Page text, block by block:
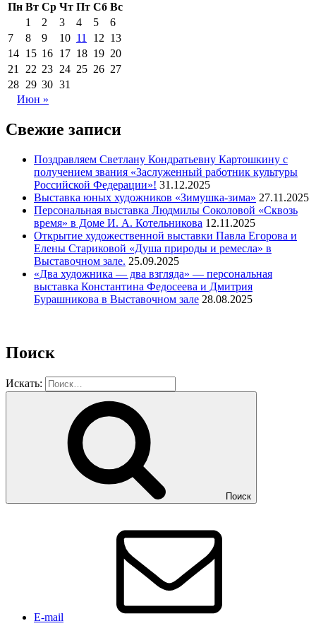
Пн Вт Ср Чт Пт Сб Вс
1
2 3 4 5
6
7
8 9 10 11 12 13
14 15 16 17 18 19 20
21
22 23 24 25 26 27
28 29 30 31
Июн »
Свежие записи
Поздравляем Светлану Кондратьевну Картошкину с
получением звания «Заслуженный работник культуры
Российской Федерации»! 31.12.2025
Выставка юных художников «Зимушка-зима» 27.11.2025
Персональная выставка Людмилы Соколовой «Сквозь
время» в Доме И. А. Котельникова 12.11.2025
Открытие художественной выставки Павла Егорова и
Елены Стариковой «Душа природы и ремесла» в
Выставочном зале. 25.09.2025
«Два художника — два взгляда» — персональная
выставка Константина Федосеева и Дмитрия
Бурашникова в Выставочном зале 28.08.2025
Поиск
Искать:
Поиск
E-mail